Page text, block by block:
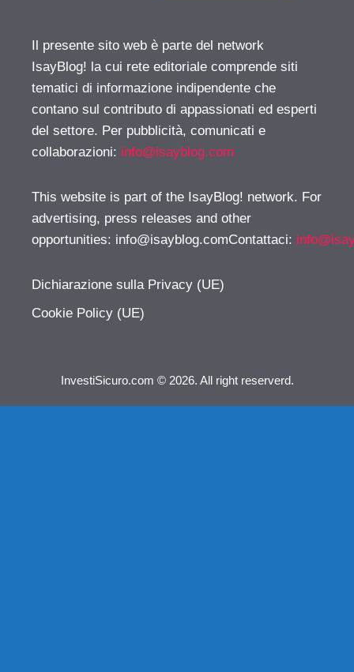
Il presente sito web è parte del network
IsayBlog! la cui rete editoriale comprende siti
tematici di informazione indipendente che
contano sul contributo di appassionati ed esperti
del settore. Per pubblicità, comunicati e
collaborazioni: info@isayblog.com
This website is part of the IsayBlog! network. For
advertising, press releases and other
opportunities: info@isayblog.comContattaci:
Dichiarazione sulla Privacy (UE)
Cookie Policy (UE)
InvestiSicuro.com © 2026. All right reserverd.